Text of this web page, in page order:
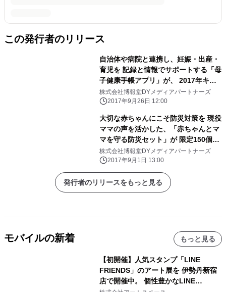
この発行者のリリース
自治体や病院と連携し、妊娠・出産・
育児を 記録と情報でサポートする「母
子健康手帳アプリ」が、 2017年キッ
ズデザイン賞少子化対策担当大臣賞を
受賞
株式会社博報堂DYメディアパートナーズ
2017年9月26日 12:00
大切な赤ちゃんにこそ防災対策を 現役
ママの声を活かした、「赤ちゃんとマ
マを守る防災セット」が 限定150個で
9月1日よりコンセントで販売開始
株式会社博報堂DYメディアパートナーズ
2017年9月1日 13:00
発行者のリリースをもっと見る
モバイルの新着 もっと見る
【初開催】人気スタンプ「LINE
FRIENDS」のアート展を 伊勢丹新宿
店で開催中。 個性豊かなLINE